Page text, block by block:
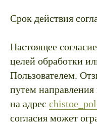
Срок действия
Настоящее
целей обработки
Пользователем.
путем направления
на адрес
согласия может